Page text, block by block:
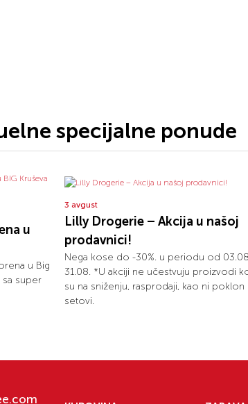
specijalne ponude
u
u Big
sa super
3 avgust
Lilly Drogerie – Akcija u našoj
prodavnici!
Nega kose do -30%. u periodu od
31.08. *U akciji ne učestvuju proizvodi
su na sniženju, rasprodaji, kao ni poklon
setovi.